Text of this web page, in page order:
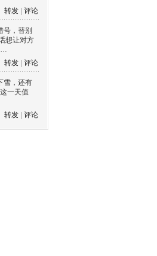
转发
评论
号，替别
想让对方
…
转发
评论
雪，还有
一天值
转发
评论